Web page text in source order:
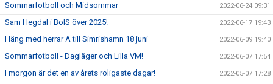
Sommarfotboll och Midsommar 2022-06-24 09:31
Sam Hegdal i BoIS över 2025! 2022-06-17 19:43
Häng med herrar A till Simrishamn 18 juni 2022-06-09 19:40
Sommarfotboll - Dagläger och Lilla VM! 2022-06-07 17:54
I morgon är det en av årets roligaste dagar! 2022-05-07 17:28